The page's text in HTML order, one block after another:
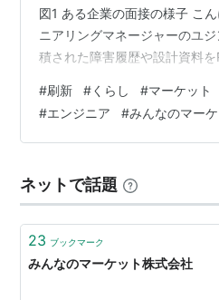
図1 ある企業の面接の様子 こ
ニアリングマネージャーのユ
積された障害履歴や設計資料
関係をたどる仕組みについて紹
のRAGを土台に、 集めた情報
不足している情報を追加で探
な仕組み…
#刷新 #くらし #マーケット
#エンジニア #みんなのマーケ
ネットで話題
23 ブックマーク
みんなのマーケット株式会社